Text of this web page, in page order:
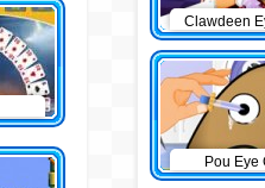
Clawdeen
Pou Eye